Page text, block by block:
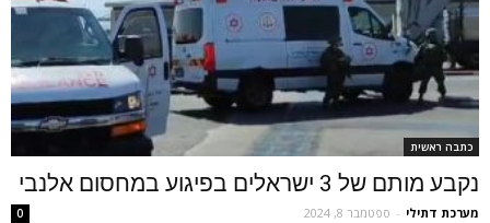
כתבה ראשית
נקבע מותם של 3 ישראלים בפיגוע במחסום אלנבי
מערכת דתילי - ספטמבר 8, 2024 0